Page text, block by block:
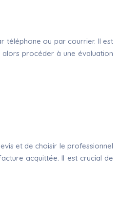
téléphone ou par courrier. Il est
alors procéder à une évaluation
et de choisir le professionnel
acquittée. Il est crucial de